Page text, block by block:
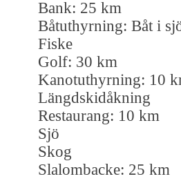
Bank: 25 km
Båtuthyrning: Båt i
Fiske
Golf: 30 km
Kanotuthyrning: 10
Längdskidåkning
Restaurang: 10 km
Sjö
Skog
Slalombacke: 25 km